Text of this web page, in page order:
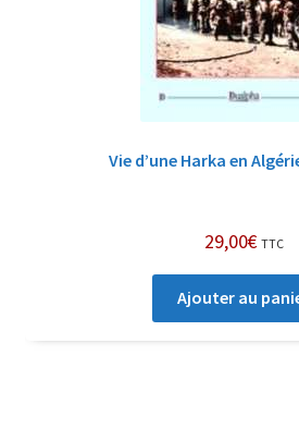
Vie d’une Harka en
29,00€ TTC
Ajouter au